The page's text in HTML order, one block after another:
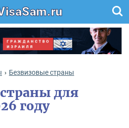
Безвизовые страны
для
году